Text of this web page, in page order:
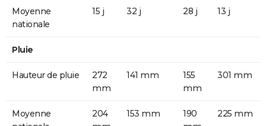
Moyenne
nationale
15 j 32 j 28 j 13 j
Pluie
Hauteur de pluie
272
mm
141 mm
155
mm
301 mm
Moyenne
204
153 mm
190
225 mm